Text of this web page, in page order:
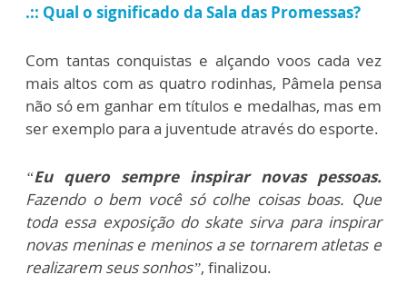
.:: Qual o significado da Sala das Promessas?
Com tantas conquistas e alçando voos cada vez
mais altos com as quatro rodinhas, Pâmela pensa
não só em ganhar em títulos e medalhas, mas em
ser exemplo para a juventude através do esporte.
“Eu quero sempre inspirar novas pessoas.
Fazendo o bem você só colhe coisas boas. Que
toda essa exposição do skate sirva para inspirar
novas meninas e meninos a se tornarem atletas e
realizarem seus sonhos”, finalizou.